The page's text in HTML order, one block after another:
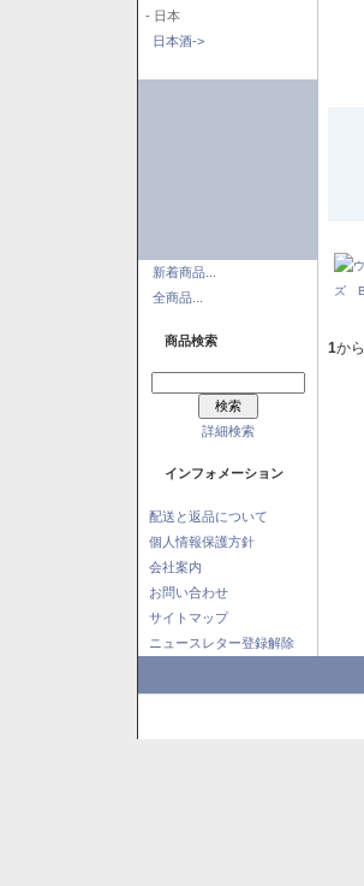
- 日本
日本酒->
新着商品...
全商品...
商品検索
詳細検索
インフォメーション
配送と返品について
個人情報保護方針
会社案内
お問い合わせ
サイトマップ
ニュースレター登録解除
1から